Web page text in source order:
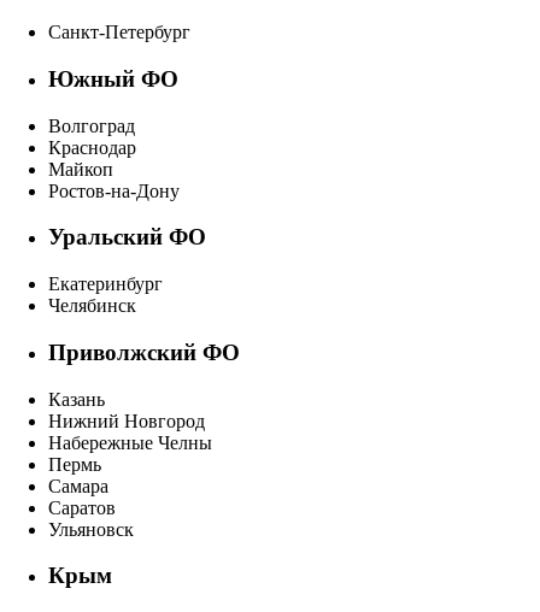
Санкт-Петербург
Южный ФО
Волгоград
Краснодар
Майкоп
Ростов-на-Дону
Уральский ФО
Екатеринбург
Челябинск
Приволжский ФО
Казань
Нижний Новгород
Набережные Челны
Пермь
Самара
Саратов
Ульяновск
Крым